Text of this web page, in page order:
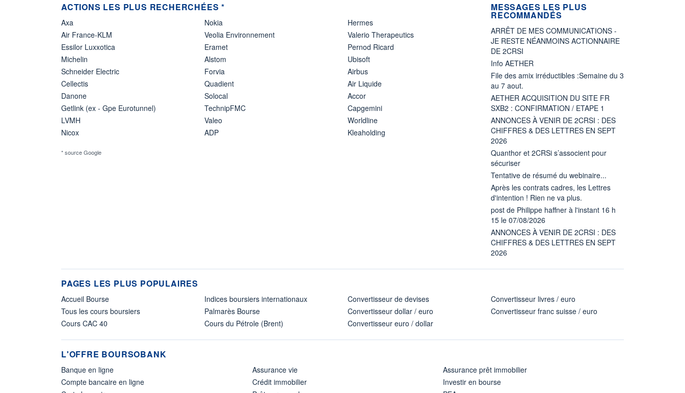
ACTIONS LES PLUS RECHERCHÉES *
Axa
Air France-KLM
Essilor Luxxotica
Michelin
Schneider Electric
Cellectis
Danone
Getlink (ex - Gpe Eurotunnel)
LVMH
Nicox
Nokia
Veolia Environnement
Eramet
Alstom
Forvia
Quadient
Solocal
TechnipFMC
Valeo
ADP
Hermes
Valerio Therapeutics
Pernod Ricard
Ubisoft
Airbus
Air Liquide
Accor
Capgemini
Worldline
Kleaholding
* source Google
MESSAGES LES PLUS
RECOMMANDÉS
ARRÊT DE MES COMMUNICATIONS -
JE RESTE NÉANMOINS ACTIONNAIRE
DE 2CRSI
Info AETHER
File des amix irréductibles :Semaine du 3
au 7 aout.
AETHER ACQUISITION DU SITE FR
SXB2 : CONFIRMATION / ETAPE 1
ANNONCES À VENIR DE 2CRSI : DES
CHIFFRES & DES LETTRES EN SEPT
2026
Quanthor et 2CRSi s’associent pour
sécuriser
Tentative de résumé du webinaire...
Après les contrats cadres, les Lettres
d'intention ! Rien ne va plus.
post de Philippe haffner à l'instant 16 h
15 le 07/08/2026
ANNONCES À VENIR DE 2CRSI : DES
CHIFFRES & DES LETTRES EN SEPT
2026
PAGES LES PLUS POPULAIRES
Accueil Bourse
Tous les cours boursiers
Cours CAC 40
Indices boursiers internationaux
Palmarès Bourse
Cours du Pétrole (Brent)
Convertisseur de devises
Convertisseur dollar / euro
Convertisseur euro / dollar
Convertisseur livres / euro
Convertisseur franc suisse / euro
L'OFFRE BOURSOBANK
Banque en ligne
Compte bancaire en ligne
Assurance vie
Crédit immobilier
Assurance prêt immobilier
Investir en bourse